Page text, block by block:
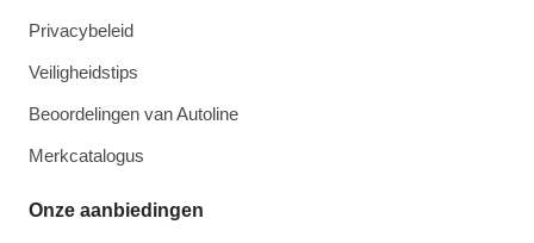
Privacybeleid
Veiligheidstips
Beoordelingen van Autoline
Merkcatalogus
Onze aanbiedingen